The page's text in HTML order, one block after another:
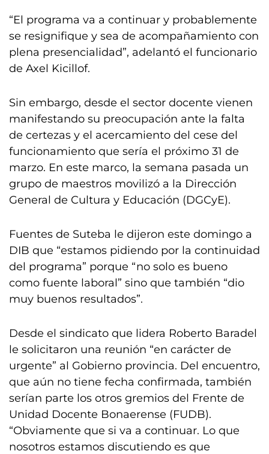
“El programa va a continuar y probablemente
se resignifique y sea de acompañamiento con
plena presencialidad”, adelantó el funcionario
de Axel Kicillof.
Sin embargo, desde el sector docente vienen
manifestando su preocupación ante la falta
de certezas y el acercamiento del cese del
funcionamiento que sería el próximo 31 de
marzo. En este marco, la semana pasada un
grupo de maestros movilizó a la Dirección
General de Cultura y Educación (DGCyE).
Fuentes de Suteba le dijeron este domingo a
DIB que “estamos pidiendo por la continuidad
del programa” porque “no solo es bueno
como fuente laboral” sino que también “dio
muy buenos resultados”.
Desde el sindicato que lidera Roberto Baradel
le solicitaron una reunión “en carácter de
urgente” al Gobierno provincia. Del encuentro,
que aún no tiene fecha confirmada, también
serían parte los otros gremios del Frente de
Unidad Docente Bonaerense (FUDB).
“Obviamente que si va a continuar. Lo que
nosotros estamos discutiendo es que